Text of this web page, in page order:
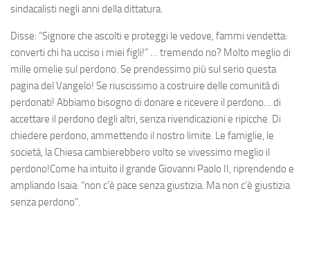
sindacalisti negli anni della dittatura.
Disse: “Signore che ascolti e proteggi le vedove, fammi vendetta:
converti chi ha ucciso i miei figli!” … tremendo no? Molto meglio di
mille omelie sul perdono. Se prendessimo più sul serio questa
pagina del Vangelo! Se riuscissimo a costruire delle comunità di
perdonati! Abbiamo bisogno di donare e ricevere il perdono… di
accettare il perdono degli altri, senza rivendicazioni e ripicche. Di
chiedere perdono, ammettendo il nostro limite. Le famiglie, le
società, la Chiesa cambierebbero volto se vivessimo meglio il
perdono!Come ha intuito il grande Giovanni Paolo II, riprendendo e
ampliando Isaia: “non c’è pace senza giustizia. Ma non c’è giustizia
senza perdono”.